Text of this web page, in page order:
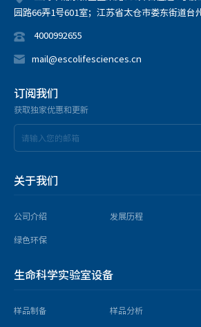
园路66弄1号601室；江苏省太仓市娄东街道台
4000992655
mail@escolifesciences.cn
订阅我们
获取独家优惠和更新
关于我们
公司介绍 发展历程
绿色环保
生命科学实验室设备
样品制备 样品分析